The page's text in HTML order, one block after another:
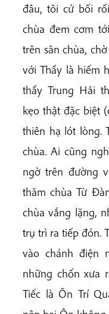
đâu, tôi cứ bối
chùa đem cơm
trên sân chùa,
với Thầy là hiếm
thầy Trung Hải
kẹo thật đặc biệt
thiên hạ lót lòng.
chùa. Ai cũng
ngờ trên đường
thăm chùa Từ
chùa vắng lặng,
trụ trì ra tiếp đón.
vào chánh điện
những chốn xưa
Tiếc là Ôn Trí